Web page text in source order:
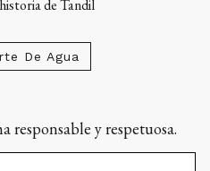
de Tandil
De Agua
responsable y respetuosa.